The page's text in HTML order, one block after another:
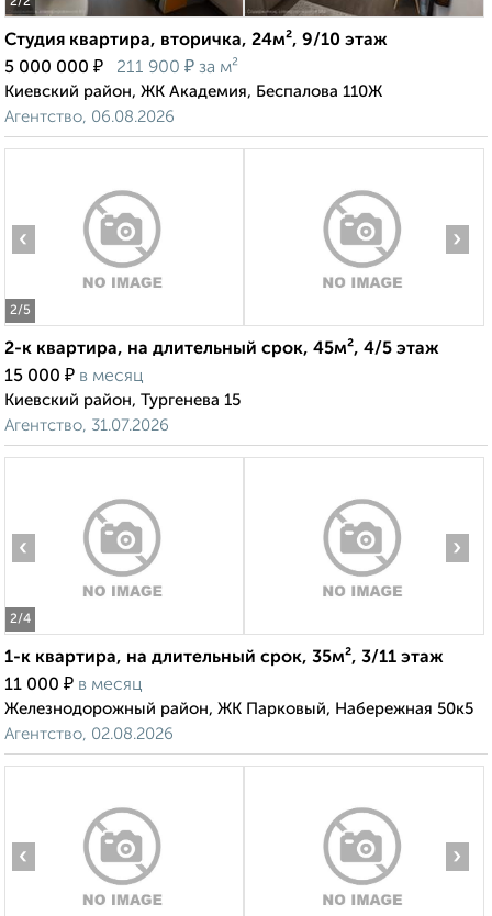
Студия квартира, вторичка, 24м², 9/10 этаж
5 000 000 ₽ 211 900 ₽ за м²
Киевский район, ЖК Академия, Беспалова 110Ж
Агентство, 06.08.2026
2/5
‹ ›
2-к квартира, на длительный срок, 45м², 4/5 этаж
15 000 ₽ в месяц
Киевский район, Тургенева 15
Агентство, 31.07.2026
2/4
‹ ›
1-к квартира, на длительный срок, 35м², 3/11 этаж
11 000 ₽ в месяц
Железнодорожный район, ЖК Парковый, Набережная 50к5
Агентство, 02.08.2026
‹ ›